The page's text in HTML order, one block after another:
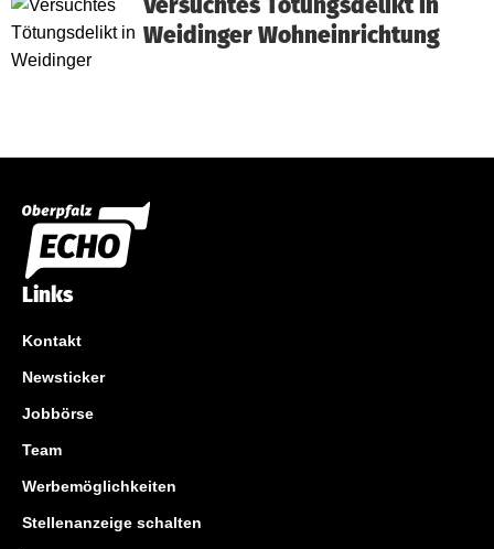
Versuchtes Tötungsdelikt in
Weidinger Wohneinrichtung
Links
Kontakt
Newsticker
Jobbörse
Team
Werbemöglichkeiten
Stellenanzeige schalten